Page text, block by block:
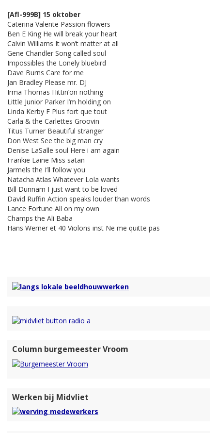
[Afl-999B] 15 oktober
Caterina Valente Passion flowers
Ben E King He will break your heart
Calvin Williams It won’t matter at all
Gene Chandler Song called soul
Impossibles the Lonely bluebird
Dave Burns Care for me
Jan Bradley Please mr. DJ
Irma Thomas Hittin’on nothing
Little Junior Parker I’m holding on
Linda Kerby F Plus fort que tout
Carla & the Carlettes Groovin
Titus Turner Beautiful stranger
Don West See the big man cry
Denise LaSalle soul Here i am again
Frankie Laine Miss satan
Jarmels the I’ll follow you
Natacha Atlas Whatever Lola wants
Bill Dunnam I just want to be loved
David Ruffin Action speaks louder than words
Lance Fortune All on my own
Champs the Ali Baba
Hans Werner et 40 Violons inst Ne me quitte pas
Column burgemeester Vroom
Werken bij Midvliet